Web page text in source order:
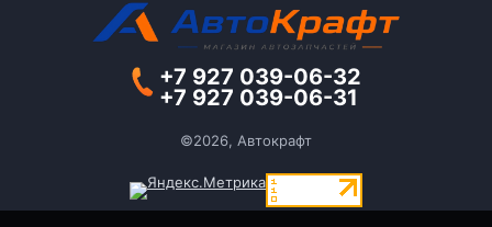
+7 927 039-06-32
+7 927 039-06-31
©2026, Автокрафт